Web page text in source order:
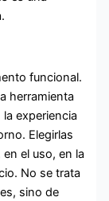
funcional.
herramienta
experiencia
Elegirlas
el uso, en la
No se trata
sino de